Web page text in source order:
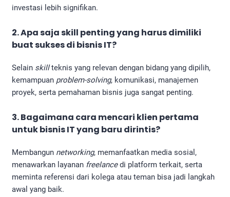
investasi lebih signifikan.
2. Apa saja skill penting yang harus dimiliki
buat sukses di bisnis IT?
Selain skillteknis yang relevan dengan bidang yang dipilih,
kemampuan problem-solving, komunikasi, manajemen
proyek, serta pemahaman bisnis juga sangat penting.
3. Bagaimana cara mencari klien pertama
untuk bisnis IT yang baru dirintis?
Membangun networking, memanfaatkan media sosial,
menawarkan layanan freelancedi platform terkait, serta
meminta referensi dari kolega atau teman bisa jadi langkah
awal yang baik.